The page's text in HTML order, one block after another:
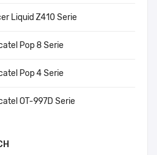
Liquid Z410 Serie
Pop 8 Serie
Pop 4 Serie
OT-997D Serie